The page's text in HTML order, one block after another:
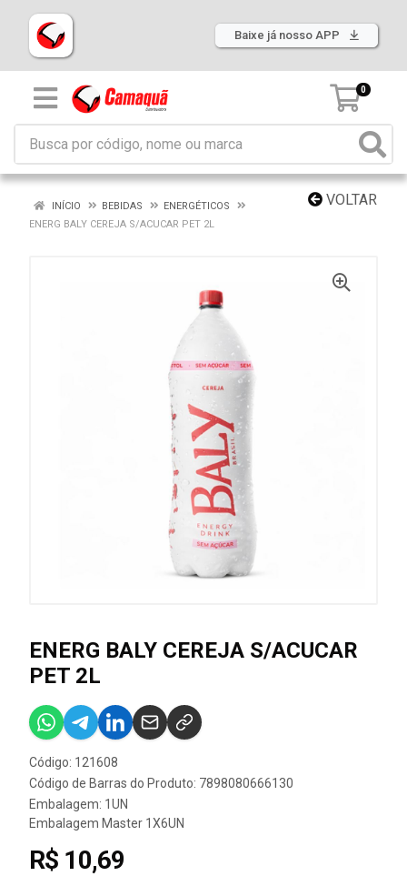
Baixe já nosso APP
0
VOLTAR
INÍCIO BEBIDAS
ENERGÉTICOS
ENERG BALY CEREJA S/ACUCAR PET 2L
ENERG BALY CEREJA S/ACUCAR
PET 2L
Código: 121608
Código de Barras do Produto: 7898080666130
Embalagem: 1UN
Embalagem Master 1X6UN
R$ 10,69